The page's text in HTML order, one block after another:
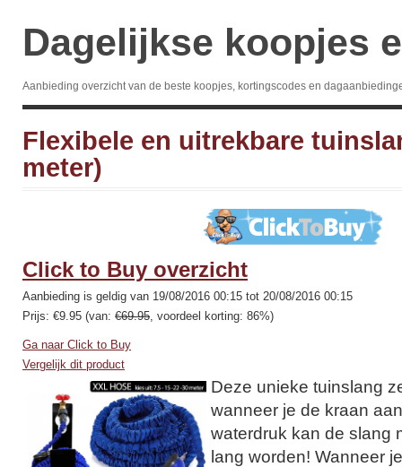
Dagelijkse koopjes
Aanbieding overzicht van de beste koopjes, kortingscodes en
Flexibele en uitrekbare
meter)
Click to Buy overzicht
Aanbieding is geldig van 19/08/2016 00:15 tot 20/08/2016 00:15
Prijs: €9.95 (van: €69.95, voordeel korting: 86%)
Ga naar Click to Buy
Vergelijk dit product
Deze unieke tuinslang
wanneer je de kraan
waterdruk kan de slang
lang worden! Wanneer